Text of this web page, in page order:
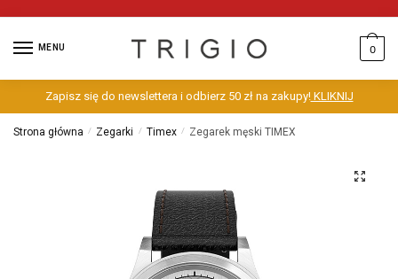
MENU 0
Zapisz się do newslettera i odbierz 50 zł na zakupy!KLIKNIJ
Strona główna / Zegarki / Timex / Zegarek męski TIMEX